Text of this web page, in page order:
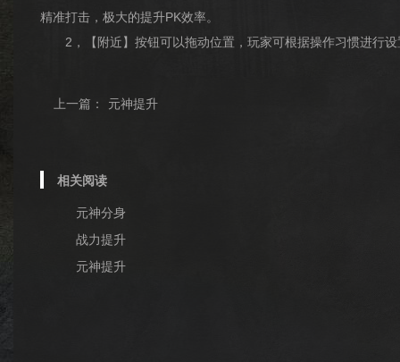
精准打击，极大的提升PK效率。
2，【附近】按钮可以拖动位置，玩家可根据操作习惯进行设
上一篇： 元神提升
相关阅读
元神分身
战力提升
元神提升